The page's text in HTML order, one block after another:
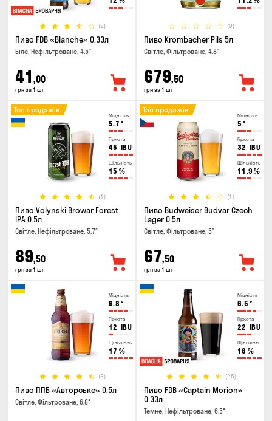
(2)
Пиво FDB «Blanche» 0.33л
Біле, Нефільтроване, 4.5°
41 ,00
грн за 1 шт
(0)
Пиво Krombacher Pils 5л
Світле, Фільтроване, 4.8°
679,50
грн за 1 шт
Міцність
5.7 °
Гіркота
45 IBU
Щільність
15 %
(1)
Топ продажів
Пиво Volynski Browar Forest
IPA 0.5л
Світле, Нефільтроване, 5.7°
89,50
грн за 1 шт
Міцність
5 °
Гіркота
32 IBU
Щільність
11.9 %
(1)
Топ продажів
Пиво Budweiser Budvar Czech
Lager 0.5л
Світле, Фільтроване, 5°
67,50
грн за 1 шт
Міцність
6.8 °
Гіркота
12 IBU
Щільність
17 %
(3)
Пиво ППБ «Авторське» 0.5л
Світле, Фільтроване, 6.8°
Міцність
6.5 °
Гіркота
22 IBU
Щільність
18 %
(26)
Пиво FDB «Captain Morion»
0.33л
Темне, Нефільтроване, 6.5°